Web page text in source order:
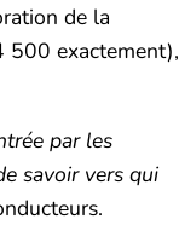
de la
500 exactement),
par les
savoir vers qui